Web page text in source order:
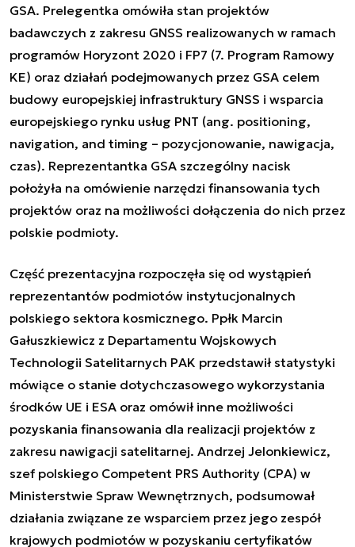
GSA. Prelegentka omówiła stan projektów
badawczych z zakresu GNSS realizowanych w ramach
programów Horyzont 2020 i FP7 (7. Program Ramowy
KE) oraz działań podejmowanych przez GSA celem
budowy europejskiej infrastruktury GNSS i wsparcia
europejskiego rynku usług PNT (ang. positioning,
navigation, and timing – pozycjonowanie, nawigacja,
czas). Reprezentantka GSA szczególny nacisk
położyła na omówienie narzędzi finansowania tych
projektów oraz na możliwości dołączenia do nich przez
polskie podmioty.
Część prezentacyjna rozpoczęła się od wystąpień
reprezentantów podmiotów instytucjonalnych
polskiego sektora kosmicznego. Ppłk Marcin
Gałuszkiewicz z Departamentu Wojskowych
Technologii Satelitarnych PAK przedstawił statystyki
mówiące o stanie dotychczasowego wykorzystania
środków UE i ESA oraz omówił inne możliwości
pozyskania finansowania dla realizacji projektów z
zakresu nawigacji satelitarnej. Andrzej Jelonkiewicz,
szef polskiego Competent PRS Authority (CPA) w
Ministerstwie Spraw Wewnętrznych, podsumował
działania związane ze wsparciem przez jego zespół
krajowych podmiotów w pozyskaniu certyfikatów